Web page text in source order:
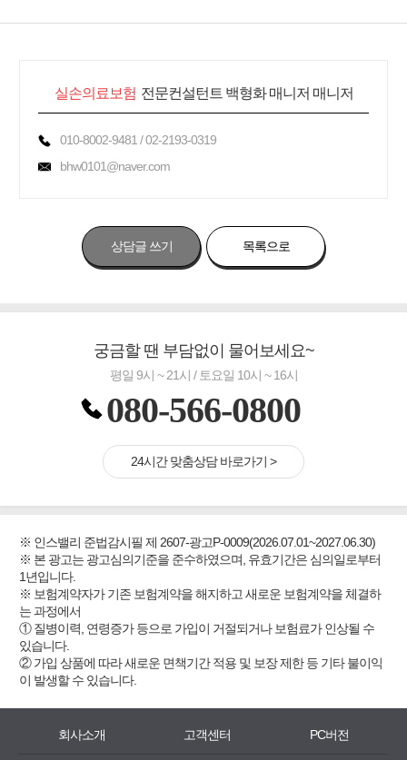
실손의료보험 전문컨설턴트 백형화 매니저 매니저
010-8002-9481 / 02-2193-0319
bhw0101@naver.com
상담글 쓰기 목록으로
궁금할 땐 부담없이 물어보세요~
평일 9시 ~ 21시 / 토요일 10시 ~ 16시
080-566-0800
24시간 맞춤상담 바로가기 >
※ 인스밸리 준법감시필 제 2607-광고P-0009(2026.07.01~2027.06.30)
※ 본 광고는 광고심의기준을 준수하였으며, 유효기간은 심의일로부터
1년입니다.
※ 보험계약자가 기존 보험계약을 해지하고 새로운 보험계약을 체결하
는 과정에서
① 질병이력, 연령증가 등으로 가입이 거절되거나 보험료가 인상될 수
있습니다.
② 가입 상품에 따라 새로운 면책기간 적용 및 보장 제한 등 기타 불이익
이 발생할 수 있습니다.
회사소개 고객센터 PC버전